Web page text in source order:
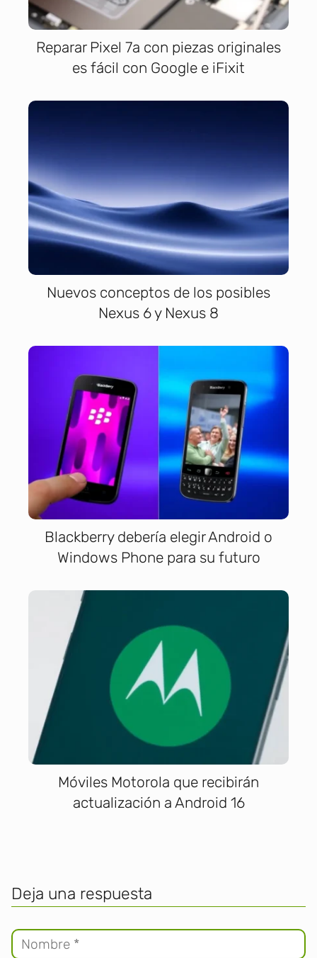
Reparar Pixel 7a con piezas originales
es fácil con Google e iFixit
Nuevos conceptos de los posibles
Nexus 6 y Nexus 8
Blackberry debería elegir Android o
Windows Phone para su futuro
Móviles Motorola que recibirán
actualización a Android 16
Deja una respuesta